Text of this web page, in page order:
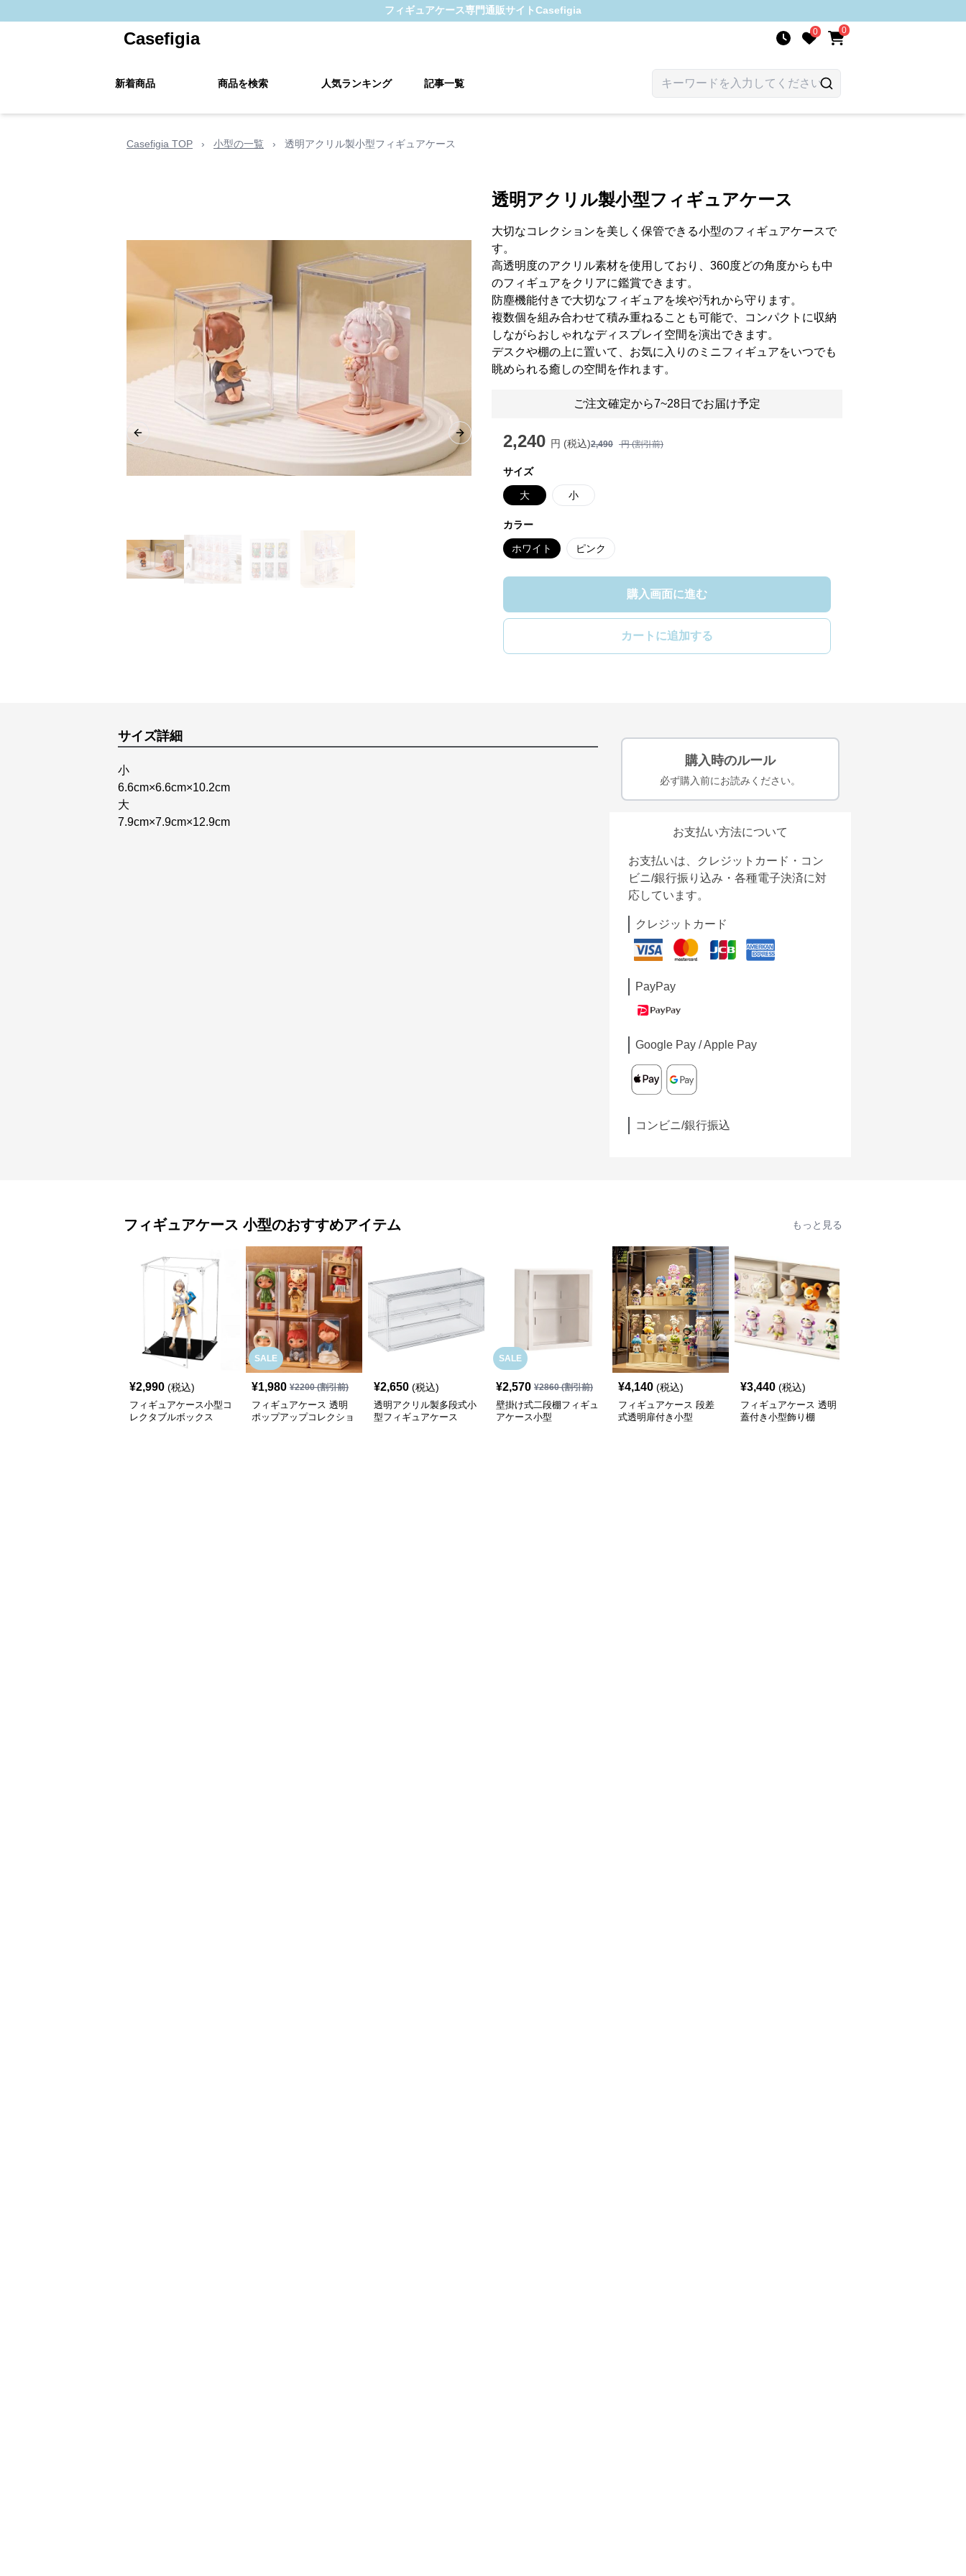
フィギュアケース専門通販サイトCasefigia
Casefigia 0 0
新着商品 商品を検索 人気ランキング 記事一覧
Casefigia TOP › 小型の一覧 › 透明アクリル製小型フィギュアケース
Previous slide Next slide
透明アクリル製小型フィギュアケース
大切なコレクションを美しく保管できる小型のフィギュアケースで
す。
高透明度のアクリル素材を使用しており、360度どの角度からも中
のフィギュアをクリアに鑑賞できます。
防塵機能付きで大切なフィギュアを埃や汚れから守ります。
複数個を組み合わせて積み重ねることも可能で、コンパクトに収納
しながらおしゃれなディスプレイ空間を演出できます。
デスクや棚の上に置いて、お気に入りのミニフィギュアをいつでも
眺められる癒しの空間を作れます。
ご注文確定から7~28日でお届け予定
2,240 円 (税込)2,490 円 (割引前)
サイズ
大 小
カラー
ホワイト ピンク
購入画面に進む
カートに追加する
サイズ詳細
小
6.6cm×6.6cm×10.2cm
大
7.9cm×7.9cm×12.9cm
購入時のルール
必ず購入前にお読みください。
お支払い方法について
お支払いは、クレジットカード・コン
ビニ/銀行振り込み・各種電子決済に対
応しています。
クレジットカード
PayPay
Google Pay / Apple Pay
コンビニ/銀行振込
フィギュアケース 小型のおすすめアイテム もっと見る
¥2,990 (税込)
フィギュアケース小型コ
レクタブルボックス
SALE
¥1,980 ¥2200(割引前)
フィギュアケース 透明
ポップアップコレクショ
¥2,650 (税込)
透明アクリル製多段式小
型フィギュアケース
SALE
¥2,570 ¥2860(割引前)
壁掛け式二段棚フィギュ
アケース小型
¥4,140 (税込)
フィギュアケース 段差
式透明扉付き小型
¥3,440 (税込)
フィギュアケース 透明
蓋付き小型飾り棚